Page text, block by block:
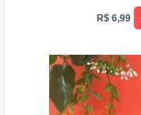
R$6,99